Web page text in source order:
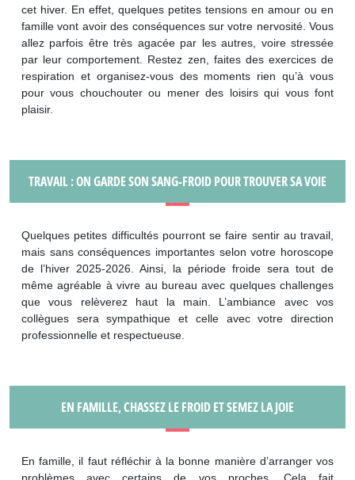
cet hiver. En effet, quelques petites tensions en amour ou en
famille vont avoir des conséquences sur votre nervosité. Vous
allez parfois être très agacée par les autres, voire stressée
par leur comportement. Restez zen, faites des exercices de
respiration et organisez-vous des moments rien qu’à vous
pour vous chouchouter ou mener des loisirs qui vous font
plaisir.
TRAVAIL : ON GARDE SON SANG-FROID POUR TROUVER SA VOIE
Quelques petites difficultés pourront se faire sentir au travail,
mais sans conséquences importantes selon votre horoscope
de l’hiver 2025-2026. Ainsi, la période froide sera tout de
même agréable à vivre au bureau avec quelques challenges
que vous relèverez haut la main. L’ambiance avec vos
collègues sera sympathique et celle avec votre direction
professionnelle et respectueuse.
EN FAMILLE, CHASSEZ LE FROID ET SEMEZ LA JOIE
En famille, il faut réfléchir à la bonne manière d’arranger vos
problèmes avec certains de vos proches. Cela fait